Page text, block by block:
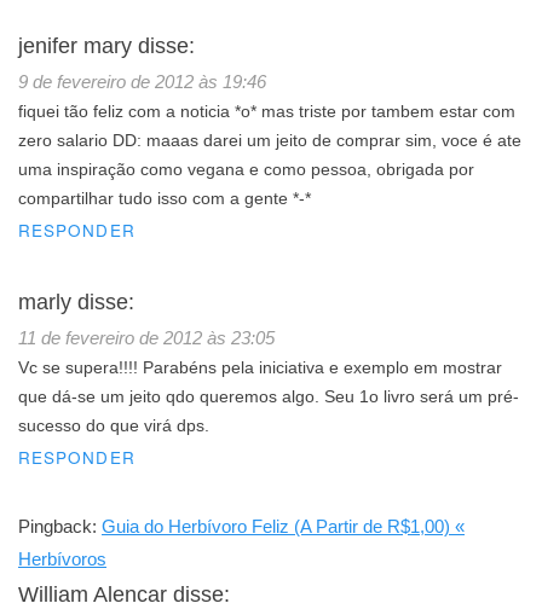
jenifer mary disse:
9 de fevereiro de 2012 às 19:46
fiquei tão feliz com a noticia *o* mas triste por tambem estar com
zero salario DD: maaas darei um jeito de comprar sim, voce é ate
uma inspiração como vegana e como pessoa, obrigada por
compartilhar tudo isso com a gente *-*
RESPONDER
marly disse:
11 de fevereiro de 2012 às 23:05
Vc se supera!!!! Parabéns pela iniciativa e exemplo em mostrar
que dá-se um jeito qdo queremos algo. Seu 1o livro será um pré-
sucesso do que virá dps.
RESPONDER
Pingback: Guia do Herbívoro Feliz (A Partir de R$1,00) «
Herbívoros
William Alencar disse: